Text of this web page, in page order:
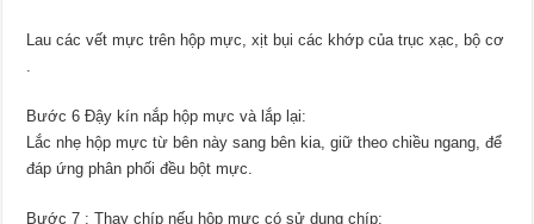
Lau các vết mực trên hộp mực, xịt bụi các khớp của trục xạc, bộ cơ
Bước 6 Đậy kín nắp hộp mực và lắp lại:
Lắc nhẹ hộp mực từ bên này sang bên kia, giữ theo chiều ngang, để
đáp ứng phân phối đều bột mực.
Bước 7 : Thay chíp nếu hộp mực có sử dụng chíp: